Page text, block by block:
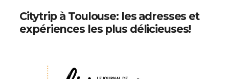
Citytrip à Toulouse: les adresses et
expériences les plus délicieuses!